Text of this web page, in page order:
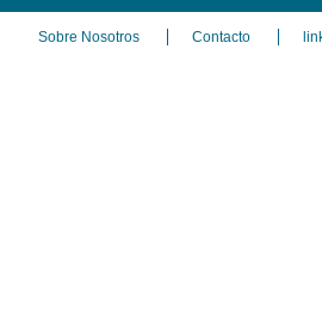
Sobre Nosotros Contacto